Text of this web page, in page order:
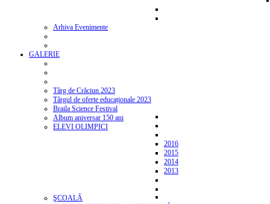
Arhiva Evenimente
GALERIE
Târg de Crăciun 2023
Târgul de oferte educaționale 2023
Braila Science Festival
Album aniversar 150 ani
ELEVI OLIMPICI
2016
2015
2014
2013
ŞCOALĂ